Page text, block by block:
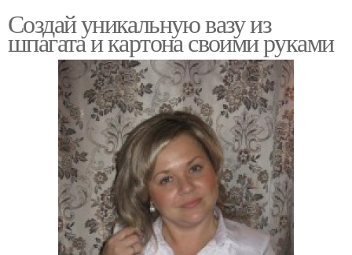
Создай уникальную вазу из
шпагата и картона своими руками